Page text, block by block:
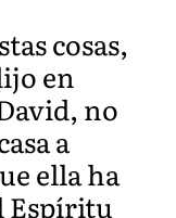
cosas,
en
no
a
ella ha
Espíritu